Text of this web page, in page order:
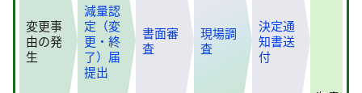
変更事
由の発
生
減量認
定（変
更・終
了）届
提出
書面審
査
現場調
査
決定通
知書送
付